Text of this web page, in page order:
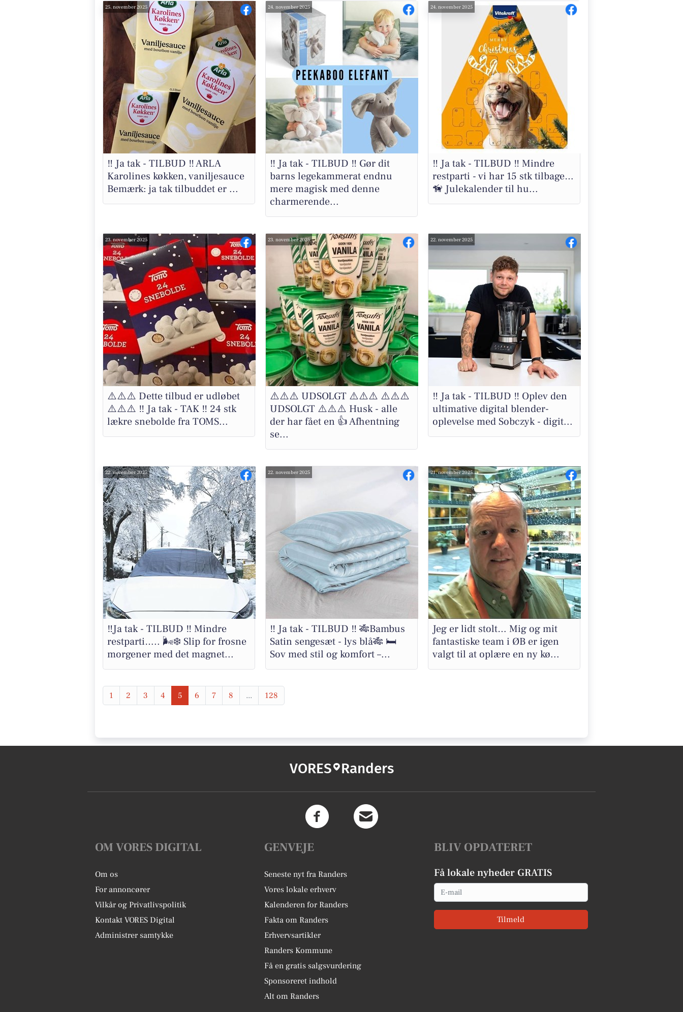
25. november 2025
‼️ Ja tak - TILBUD ‼️ ARLA
Karolines køkken, vaniljesauce
Bemærk: ja tak tilbuddet er ...
24. november 2025
‼️ Ja tak - TILBUD ‼️ Gør dit
barns legekammerat endnu
mere magisk med denne
charmerende...
24. november 2025
‼️ Ja tak - TILBUD ‼️ Mindre
restparti - vi har 15 stk tilbage…
🦮 Julekalender til hu...
23. november 2025
⚠️⚠️⚠️ Dette tilbud er udløbet
⚠️⚠️⚠️ ‼️ Ja tak - TAK ‼️ 24 stk
lækre snebolde fra TOMS...
23. november 2025
⚠️⚠️⚠️ UDSOLGT ⚠️⚠️⚠️ ⚠️⚠️⚠️
UDSOLGT ⚠️⚠️⚠️ Husk - alle
der har fået en 👍 Afhentning
se...
22. november 2025
‼️ Ja tak - TILBUD ‼️ Oplev den
ultimative digital blender-
oplevelse med Sobczyk - digit...
22. november 2025
‼️Ja tak - TILBUD ‼️ Mindre
restparti….. 🌬️❄️ Slip for frosne
morgener med det magnet...
22. november 2025
‼️ Ja tak - TILBUD ‼️ 🎋Bambus
Satin sengesæt - lys blå🎋 🛏️
Sov med stil og komfort –...
21. november 2025
Jeg er lidt stolt… Mig og mit
fantastiske team i ØB er igen
valgt til at oplære en ny kø...
1 2 3 4 5 6 7 8 ... 128
VORES Randers
OM VORES DIGITAL
Om os
For annoncører
Vilkår og Privatlivspolitik
Kontakt VORES Digital
Administrer samtykke
GENVEJE
Seneste nyt fra Randers
Vores lokale erhverv
Kalenderen for Randers
Fakta om Randers
Erhvervsartikler
Randers Kommune
Få en gratis salgsvurdering
Sponsoreret indhold
Alt om Randers
BLIV OPDATERET
Få lokale nyheder GRATIS
Email
Tilmeld